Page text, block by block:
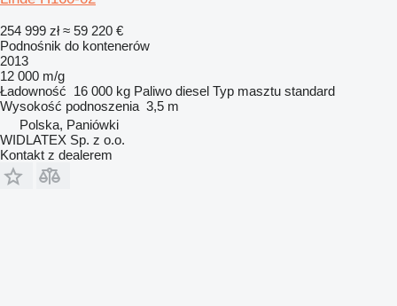
254 999 zł ≈ 59 220 €
Podnośnik do kontenerów
2013
12 000 m/g
Ładowność 16 000 kg Paliwo diesel Typ masztu standard
Wysokość podnoszenia 3,5 m
Polska, Paniówki
WIDLATEX Sp. z o.o.
Kontakt z dealerem